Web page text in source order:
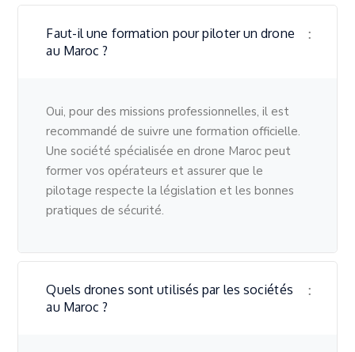
Faut-il une formation pour piloter un drone
au Maroc ?
Oui, pour des missions professionnelles, il est
recommandé de suivre une formation officielle.
Une société spécialisée en drone Maroc peut
former vos opérateurs et assurer que le
pilotage respecte la législation et les bonnes
pratiques de sécurité.
Quels drones sont utilisés par les sociétés
au Maroc ?